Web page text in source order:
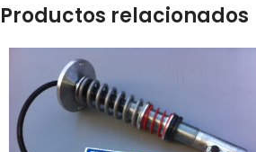
Productos relacionados